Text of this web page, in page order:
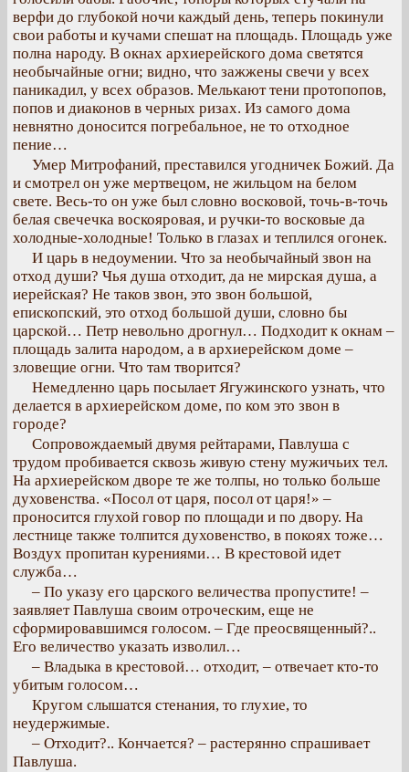
верфи до глубокой ночи каждый день, теперь покинули
свои работы и кучами спешат на площадь. Площадь уже
полна народу. В окнах архиерейского дома светятся
необычайные огни; видно, что зажжены свечи у всех
паникадил, у всех образов. Мелькают тени протопопов,
попов и диаконов в черных ризах. Из самого дома
невнятно доносится погребальное, не то отходное
пение…
Умер Митрофаний, преставился угодничек Божий. Да
и смотрел он уже мертвецом, не жильцом на белом
свете. Весь-то он уже был словно восковой, точь-в-точь
белая свечечка воскояровая, и ручки-то восковые да
холодные-холодные! Только в глазах и теплился огонек.
И царь в недоумении. Что за необычайный звон на
отход души? Чья душа отходит, да не мирская душа, а
иерейская? Не таков звон, это звон большой,
епископский, это отход большой души, словно бы
царской… Петр невольно дрогнул… Подходит к окнам –
площадь залита народом, а в архиерейском доме –
зловещие огни. Что там творится?
Немедленно царь посылает Ягужинского узнать, что
делается в архиерейском доме, по ком это звон в
городе?
Сопровождаемый двумя рейтарами, Павлуша с
трудом пробивается сквозь живую стену мужичьих тел.
На архиерейском дворе те же толпы, но только больше
духовенства. «Посол от царя, посол от царя!» –
проносится глухой говор по площади и по двору. На
лестнице также толпится духовенство, в покоях тоже…
Воздух пропитан курениями… В крестовой идет
служба…
– По указу его царского величества пропустите! –
заявляет Павлуша своим отроческим, еще не
сформировавшимся голосом. – Где преосвященный?..
Его величество указать изволил…
– Владыка в крестовой… отходит, – отвечает кто-то
убитым голосом…
Кругом слышатся стенания, то глухие, то
неудержимые.
– Отходит?.. Кончается? – растерянно спрашивает
Павлуша.